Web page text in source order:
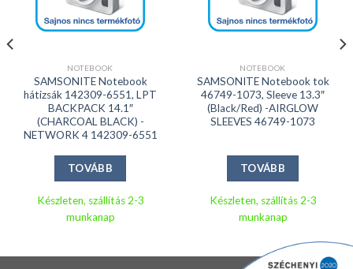
NOTEBOOK
SAMSONITE Notebook
hátizsák 142309-6551, LPT
BACKPACK 14.1″
(CHARCOAL BLACK) -
NETWORK 4 142309-6551
TOVÁBB
Készleten, szállítás 2-3
munkanap
NOTEBOOK
SAMSONITE Notebook tok
46749-1073, Sleeve 13.3″
(Black/Red) -AIRGLOW
SLEEVES 46749-1073
TOVÁBB
Készleten, szállítás 2-3
munkanap